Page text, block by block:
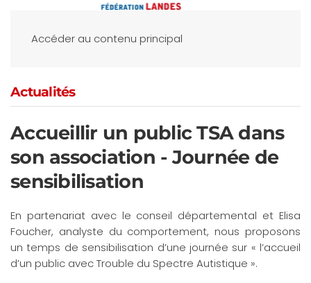
Accéder au contenu principal
Actualités
Accueillir un public TSA dans
son association - Journée de
sensibilisation
En partenariat avec le conseil départemental et Elisa
Foucher, analyste du comportement, nous proposons
un temps de sensibilisation d’une journée sur « l’accueil
d’un public avec Trouble du Spectre Autistique ».